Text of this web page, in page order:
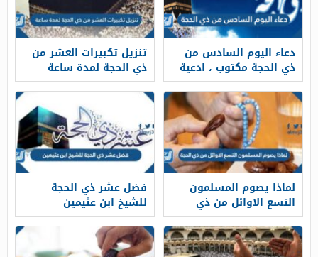
دعاء اليوم السادس من
ذي الحجة مكتوب ، ادعية
سادس 6 ايام العشر ذو
الحجه
تنزيل تكبيرات العشر من
ذي الحجة لمدة ساعة
لماذا يصوم المسلمون
التسع الاوائل من ذي
الحجة
فضل عشر ذي الحجة
للشيخ ابن عثيمين